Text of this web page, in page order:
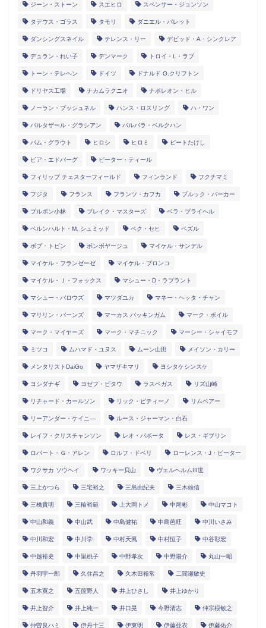
ジーン・ストーン スエヒロ スペンサー・ジョンソン
タデウス・ゴラス タモリ ダニエル・バレット
ダンシングスネイル テレンス・リー デビッド・A・シンクレア
デュラン・れい子 デンマーク トロイ・L・ラブ
トーン・テレヘン ドイツ ドナルド O.クリフトン
ドリヤス工場 ナカムラクニオ ナポレオン・ヒル
ノーラン・ブッシュネル ハンス・ロスリング ハ・ワン
バルタザール・グラシアン バルバラ・ベルクハン
パム・グラウト ヒロシ ヒロミ ビートたけし
ピア・エドバーグ ピーター・ティール
フィリップ チェスターフィールド フィンランド フクチマミ
フジタ フランス フランツ・カフカ ブルック・バーカー
ブルボン小林 ブレイク・マスターズ ベラ・ブライヘル
ベルンハルト・M. シュミッド ペク・セヒ ペズル
ボブ・トビン ボンボヤージュ マイケル・サンデル
マイケル・フランゼーゼ マイケル・プロンコ
マイケル・Ｊ・フォックス マシュー・D・ラプラント
マシュー・バロウズ マツダユカ マネー・ヘッタ・チャン
マリリン・バーンズ マーカス バッキンガム マーク・ボイル
マーク・マイヤーズ マーク・マチニック マーシー・シャイモフ
ミツコ ムハマド・ユヌス ムーン山田 メイソン・カリー
メンタリストDaiGo ヤマザキマリ ヨシタケシンスケ
ヨシダナギ ヨゼフ・ピタウ ラスベガス リズ山崎
リチャード・カールソン リック・ピティーノ リムベアー
リーアンダー・ケイニ― ルース・ジャーマン・白石
レイフ・クリスチャンソン レオ・バボータ レス・ギブリン
ロバート・Ｇ・アレン ロルフ・ドベリ ローレンス・J・ピーター
ワクサカ ソウヘイ ワッキー貝山 ヴェルヘルムIII世
三上かつら 三宅裕之 三島由紀夫 三木雄信
三橋貴明 三輪裕範 上大岡トメ 中尾彬 中山マコト
中山和義 中山武 中島健祐 中島芭旺 中川いさみ
中川和宏 中川学 中村天風 中村恒子 中谷彰宏
中越裕史 中里桃子 中野孝次 中野陽介 丸山一昭
丹羽宇一郎 久住昌之 久木田裕常 二間瀬敏史
五木寛之 五箇野人 井上ひさし 井上ゆかり
井上智介 井上純一 井口晃 今野清志 仲宗根敏之
仲曽良ハミ 伊丹十三 伊東明 伊藤亜衣 伊藤佑介